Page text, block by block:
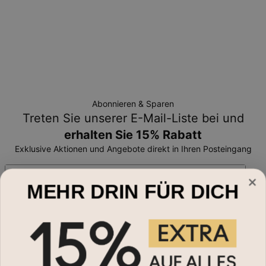
Abonnieren & Sparen
Treten Sie unserer E-Mail-Liste bei und
erhalten Sie 15% Rabatt
Exklusive Aktionen und Angebote direkt in Ihren Posteingang
Schmuckart
Halsketten
MEHR DRIN FÜR DICH